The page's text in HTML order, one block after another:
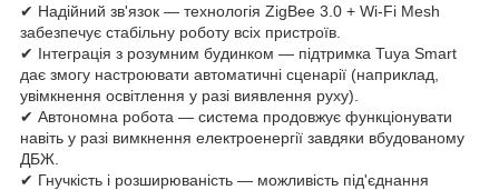
✔ Надійний зв'язок — технологія ZigBee 3.0 + Wi-Fi Mesh
забезпечує стабільну роботу всіх пристроїв.
✔ Інтеграція з розумним будинком — підтримка Tuya Smart
дає змогу настроювати автоматичні сценарії (наприклад,
увімкнення освітлення у разі виявлення руху).
✔ Автономна робота — система продовжує функціонувати
навіть у разі вимкнення електроенергії завдяки вбудованому
ДБЖ.
✔ Гнучкість і розширюваність — можливість під'єднання